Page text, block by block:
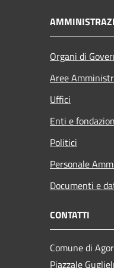
Organi di
Aree
Uffici
Enti e
Politici
Personale
Documenti e
CONTATTI
Comune di
Piazzale